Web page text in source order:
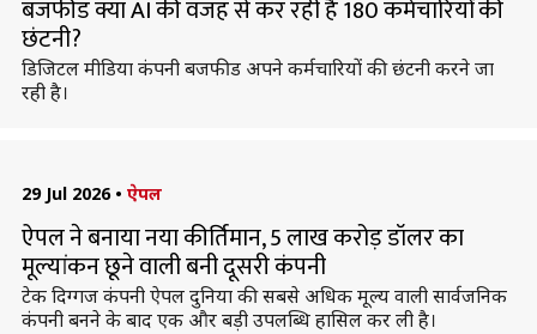
बजफीड क्या AI की वजह से कर रही है 180 कर्मचारियों की
छंटनी?
डिजिटल मीडिया कंपनी बजफीड अपने कर्मचारियों की छंटनी करने जा
रही है।
29 Jul 2026 • ऐपल
ऐपल ने बनाया नया कीर्तिमान, 5 लाख करोड़ डॉलर का
मूल्यांकन छूने वाली बनी दूसरी कंपनी
टेक दिग्गज कंपनी ऐपल दुनिया की सबसे अधिक मूल्य वाली सार्वजनिक
कंपनी बनने के बाद एक और बड़ी उपलब्धि हासिल कर ली है।